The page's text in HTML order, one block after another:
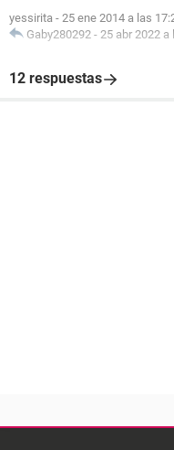
yessirita - 25 ene 2014 a las
Gaby280292 - 25 abr 2022 a
12 respuestas